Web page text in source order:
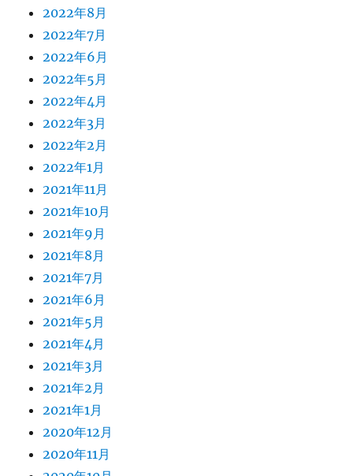
2022年8月
2022年7月
2022年6月
2022年5月
2022年4月
2022年3月
2022年2月
2022年1月
2021年11月
2021年10月
2021年9月
2021年8月
2021年7月
2021年6月
2021年5月
2021年4月
2021年3月
2021年2月
2021年1月
2020年12月
2020年11月